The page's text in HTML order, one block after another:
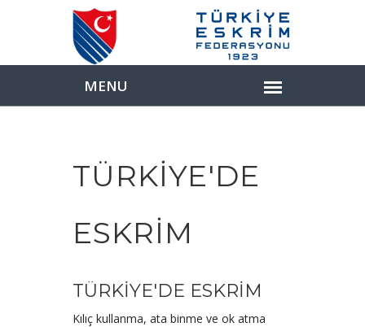
TÜRKİYE'DE
ESKRİM
TÜRKİYE'DE ESKRİM
Kılıç kullanma, ata binme ve ok atma